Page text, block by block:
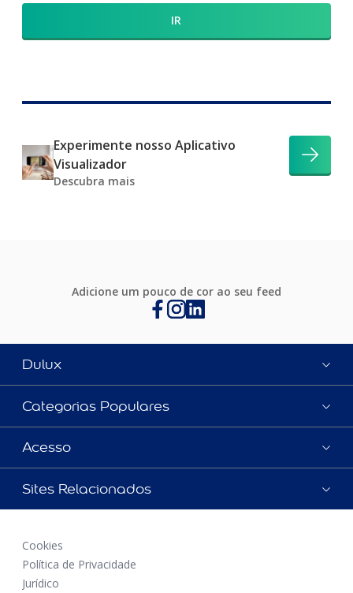
IR
Experimente nosso Aplicativo
Visualizador
Descubra mais
Adicione um pouco de cor ao seu feed
Dulux
Categorias Populares
Acesso
Sites Relacionados
Cookies
Política de Privacidade
Jurídico